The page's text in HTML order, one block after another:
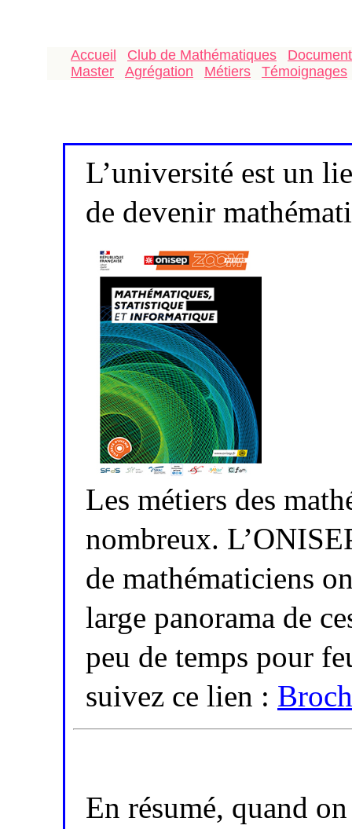
Accueil Club de Mathématiques
Master
Agrégation Métiers Témoignages
L’université est un
de devenir
Les métiers des
nombreux.
de mathématiciens
large panorama de
peu de temps pour
suivez ce lien :
En résumé, quand